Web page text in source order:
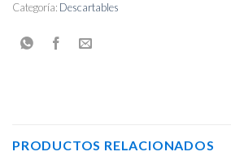
Categoría: Descartables
PRODUCTOS RELACIONADOS